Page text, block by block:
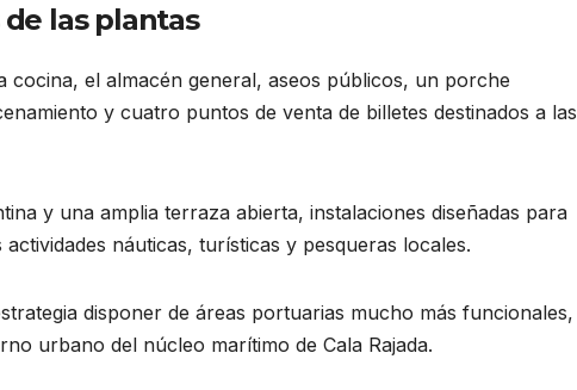
las plantas
cocina, el almacén general, aseos públicos, un porche
y cuatro puntos de venta de billetes destinados a las
y una amplia terraza abierta, instalaciones diseñadas para
náuticas, turísticas y pesqueras locales.
disponer de áreas portuarias mucho más funcionales,
urbano del núcleo marítimo de Cala Rajada.